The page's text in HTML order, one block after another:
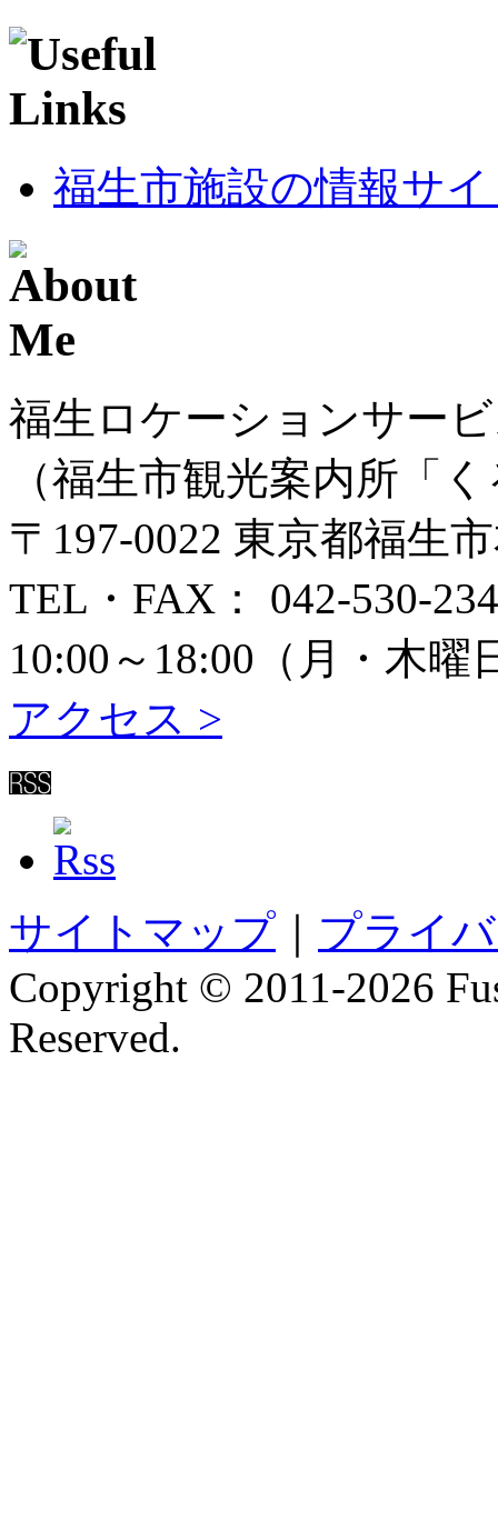
福生市施設の情報サ
福生ロケーションサー
（福生市観光案内所「
〒197-0022 東京都福生
TEL・FAX： 042-530-
10:00～18:00（月・木
アクセス >
サイトマップ ｜ プライ
Copyright © 2011-2026
Reserved.